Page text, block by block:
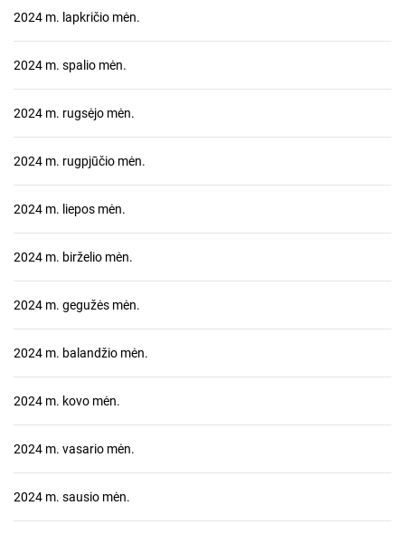
2024 m. lapkričio mėn.
2024 m. spalio mėn.
2024 m. rugsėjo mėn.
2024 m. rugpjūčio mėn.
2024 m. liepos mėn.
2024 m. birželio mėn.
2024 m. gegužės mėn.
2024 m. balandžio mėn.
2024 m. kovo mėn.
2024 m. vasario mėn.
2024 m. sausio mėn.